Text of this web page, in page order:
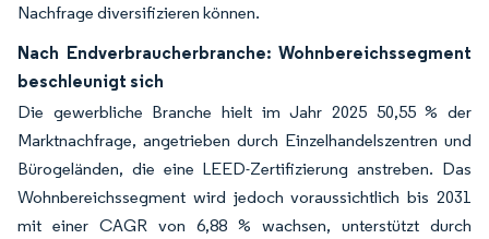
Nachfrage diversifizieren können.
Nach Endverbraucherbranche: Wohnbereichssegment
beschleunigt sich
Die gewerbliche Branche hielt im Jahr 2025 50,55 % der
Marktnachfrage, angetrieben durch Einzelhandelszentren und
Bürogeländen, die eine LEED-Zertifizierung anstreben. Das
Wohnbereichssegment wird jedoch voraussichtlich bis 2031
mit einer CAGR von 6,88 % wachsen, unterstützt durch